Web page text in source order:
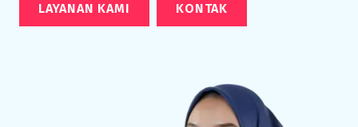
LAYANAN KAMI KONTAK